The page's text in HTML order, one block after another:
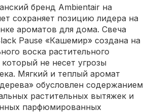
бренд Ambientair на
сохраняет позицию лидера на
ароматов для дома. Свеча
Pause «Кашемир» создана на
воска растительного
не несет угрозы
Мягкий и теплый аромат
обусловлен содержанием
растительных вытяжек и
парфюмированных